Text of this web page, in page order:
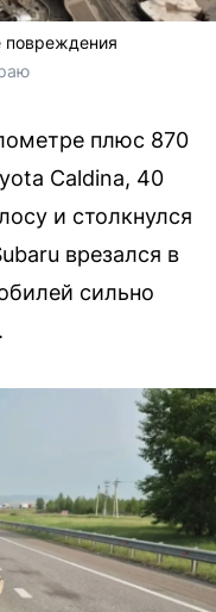
повреждения
плюс 870
Caldina, 40
и столкнулся
врезался в
сильно